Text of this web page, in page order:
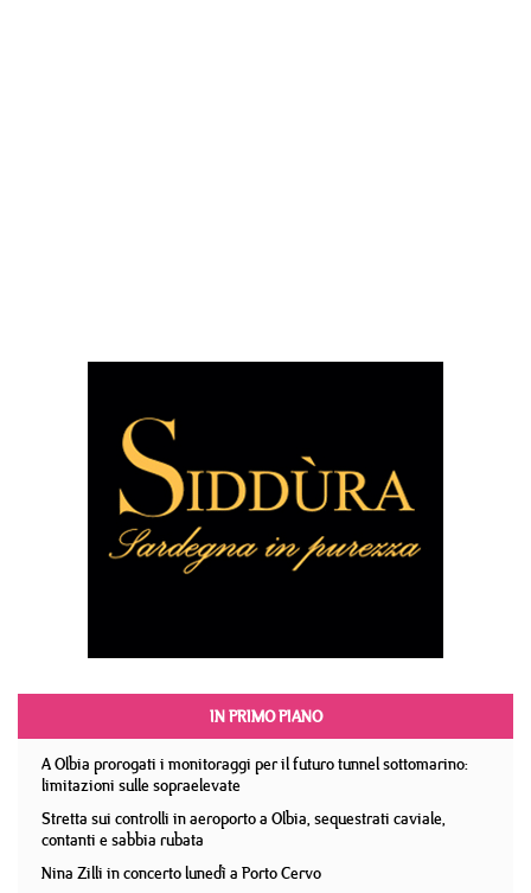
IN PRIMO PIANO
A Olbia prorogati i monitoraggi per il futuro tunnel sottomarino:
limitazioni sulle sopraelevate
Stretta sui controlli in aeroporto a Olbia, sequestrati caviale,
contanti e sabbia rubata
Nina Zilli in concerto lunedì a Porto Cervo